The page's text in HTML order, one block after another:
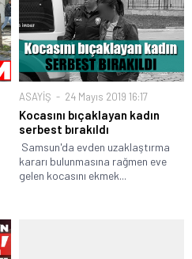
ASAYİŞ 24 Mayıs 2019 16:17
Kocasını bıçaklayan kadın
serbest bırakıldı
Samsun'da evden uzaklaştırma
kararı bulunmasına rağmen eve
gelen kocasını ekmek...